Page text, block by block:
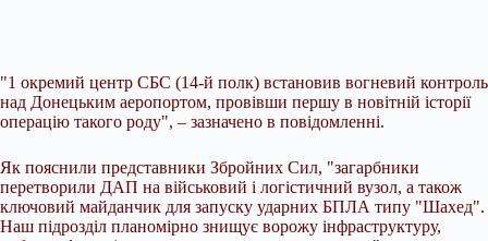
"1 окремий центр СБС (14-й полк) встановив вогневий контроль
над Донецьким аеропортом, провівши першу в новітній історії
операцію такого роду", – зазначено в повідомленні.
Як пояснили представники Збройних Сил, "загарбники
перетворили ДАП на військовий і логістичний вузол, а також
ключовий майданчик для запуску ударних БПЛА типу "Шахед".
Наш підрозділ планомірно знищує ворожу інфраструктуру,